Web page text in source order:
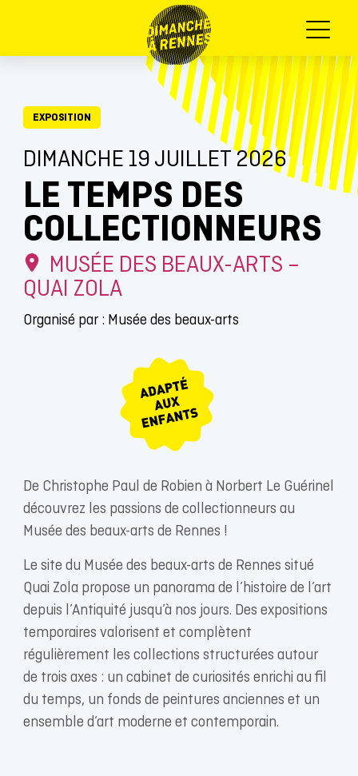
Menu
EXPOSITION
DIMANCHE 19 JUILLET 2026
LE TEMPS DES
COLLECTIONNEURS
MUSÉE DES BEAUX-ARTS –
QUAI ZOLA
Organisé par : Musée des beaux-arts
De Christophe Paul de Robien à Norbert Le Guérinel
découvrez les passions de collectionneurs au
Musée des beaux-arts de Rennes !
Le site du Musée des beaux-arts de Rennes situé
Quai Zola propose un panorama de l’histoire de l’art
depuis l’Antiquité jusqu’à nos jours. Des expositions
temporaires valorisent et complètent
régulièrement les collections structurées autour
de trois axes : un cabinet de curiosités enrichi au fil
du temps, un fonds de peintures anciennes et un
ensemble d’art moderne et contemporain.